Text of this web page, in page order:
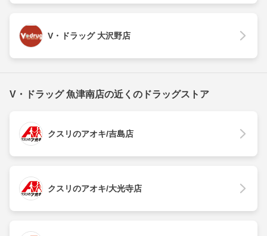
V・ドラッグ 大沢野店
V・ドラッグ 魚津南店の近くのドラッグストア
クスリのアオキ/吉島店
クスリのアオキ/大光寺店